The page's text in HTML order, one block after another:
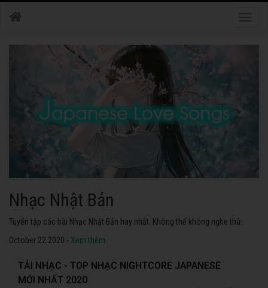
Nhạc Nhật Bản
Tuyển tập các bài Nhạc Nhật Bản hay nhất. Không thể không nghe thử.
October 22 2020 - Xem thêm
TẢI NHẠC - TOP NHẠC NIGHTCORE JAPANESE
MỚI NHẤT 2020